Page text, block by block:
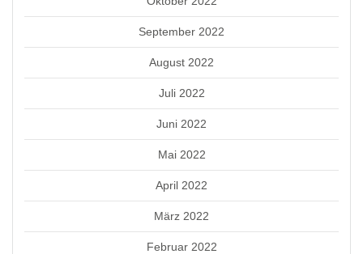
September 2022
August 2022
Juli 2022
Juni 2022
Mai 2022
April 2022
März 2022
Februar 2022